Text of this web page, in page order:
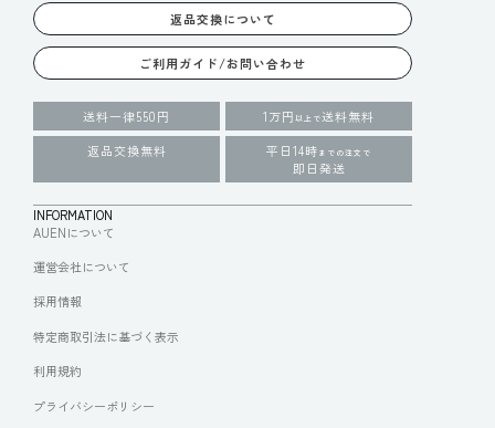
返品交換について
ご利用ガイド/お問い合わせ
送料一律550円 1万円 以上で送料無料
返品交換無料
平日14時 までの注文で
即日発送
INFORMATION
AUENについて
運営会社について
採用情報
特定商取引法に基づく表示
利用規約
プライバシーポリシー